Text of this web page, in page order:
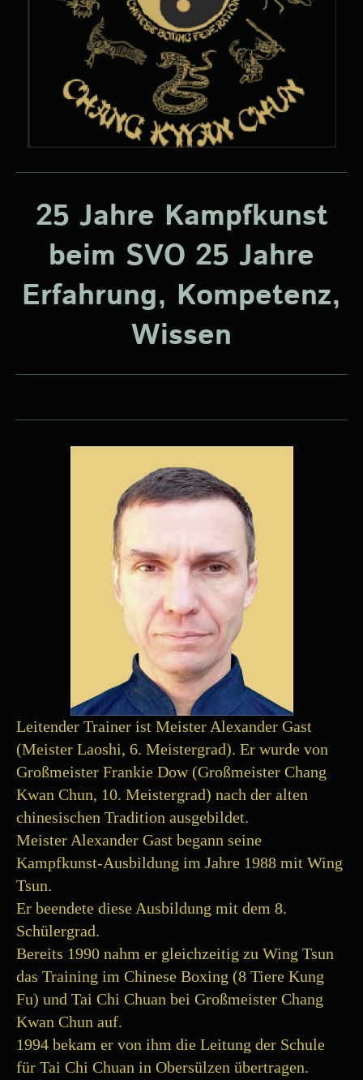
25 Jahre Kampfkunst
beim SVO 25 Jahre
Erfahrung, Kompetenz,
Wissen
Leitender Trainer ist Meister Alexander Gast
(Meister Laoshi, 6. Meistergrad). Er wurde von
Großmeister Frankie Dow (Großmeister Chang
Kwan Chun, 10. Meistergrad) nach der alten
chinesischen Tradition ausgebildet.
Meister Alexander Gast begann seine
Kampfkunst-Ausbildung im Jahre 1988 mit Wing
Tsun.
Er beendete diese Ausbildung mit dem 8.
Schülergrad.
Bereits 1990 nahm er gleichzeitig zu Wing Tsun
das Training im Chinese Boxing (8 Tiere Kung
Fu) und Tai Chi Chuan bei Großmeister Chang
Kwan Chun auf.
1994 bekam er von ihm die Leitung der Schule
für Tai Chi Chuan in Obersülzen übertragen.